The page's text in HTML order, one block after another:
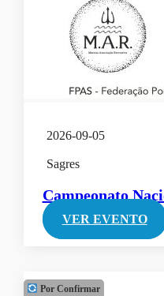
2026-09-05
Sagres
Campeonato
VER EVENTO
Por Confirmar